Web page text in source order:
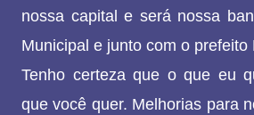
nossa capital e será nossa
Municipal e junto com o prefeito
Tenho certeza que o que eu
que você quer. Melhorias para